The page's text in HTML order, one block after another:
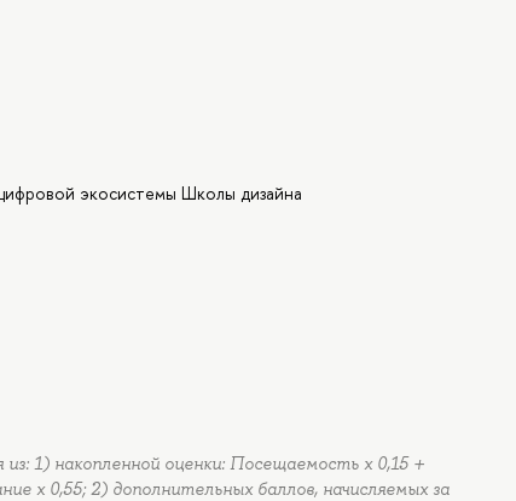
экосистемы Школы дизайна
1) накопленной оценки: Посещаемость x 0,15 +
x 0,55; 2) дополнительных баллов, начисляемых за